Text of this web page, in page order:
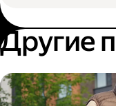
Другие